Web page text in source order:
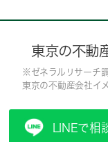
東京の不動
※ゼネラルリサーチ
東京の不動産会社イ
LINEで相